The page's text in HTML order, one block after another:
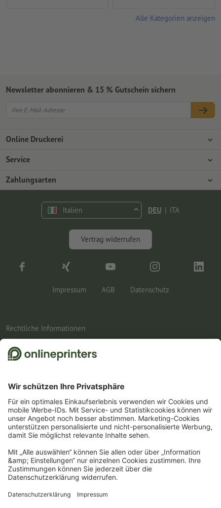
Alle Kategorien anzeigen
Online Druckerei
Über Onlineprinters
Presse
Umweltschutz
Service
Zahlungsarten
Reklamation
Zahlungsarten
Newsletter abonnieren & 15 % Gutschein sichern
Italien DEU | ITA
Vertrag widerrufen
Impressum AGB Datenschutz
Rechtliche Informationen
1
BROCHURESALE12 im dafür vorgesehenen Feld im Warenkorb eintragen und auf
die gesamte Broschüren- und Katalog-Kategorie sparen. Der Mindestbestellwert
Bestellung ist nur ein Gutscheincode einlösbar. Mehrfach einlösbar. Keine
Barauszahlung. Nicht mit weiteren Aktionen kombinierbar. Die Aktion gilt bis
einschließlich 31.8.2026.
2 Einfach den Gutscheincode CALENDARS10-26 im dafür vorgesehenen Feld im
Warenkorb eintragen und auf ausgewählte Produkte sparen. Kein
Aktionen kombinierbar. Die Aktion gilt bis einschliesslich 31.08.2026.
3Sie erhalten zunächst eine E-Mail, in der Sie die Anmeldung zum Newsletter durch
einen Klick bestätigen. Erst dann senden wir Ihnen den Rabattcode und künftig
Maximale Höhe des Rabatts: 150 € des Bestellwerts (netto). Einmalig einlösbar.